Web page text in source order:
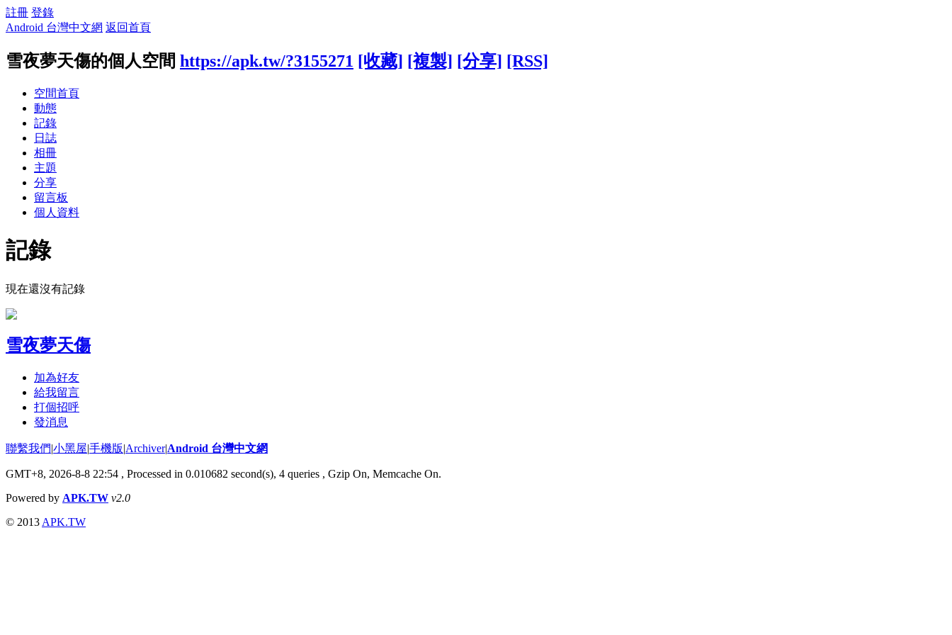
註冊 登錄
Android 台灣中文網 返回首頁
雪夜夢天傷的個人空間 https://apk.tw/?3155271 [收藏] [複製] [分享] [RSS]
空間首頁
動態
記錄
日誌
相冊
主題
分享
留言板
個人資料
記錄
現在還沒有記錄
雪夜夢天傷
加為好友
給我留言
打個招呼
發消息
聯繫我們|小黑屋|手機版|Archiver|Android 台灣中文網
GMT+8, 2026-8-8 22:54 , Processed in 0.010682 second(s), 4 queries , Gzip On, Memcache On.
Powered by APK.TW v2.0
© 2013 APK.TW